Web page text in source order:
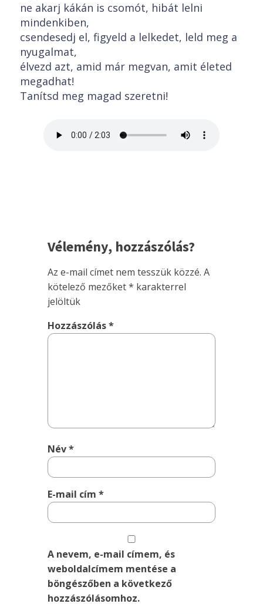
ne akarj kákán is csomót, hibát lelni
mindenkiben,
csendesedj el, figyeld a lelkedet, leld meg a
nyugalmat,
élvezd azt, amid már megvan, amit életed
megadhat!
Tanítsd meg magad szeretni!
Vélemény, hozzászólás?
Az e-mail címet nem tesszük közzé. A
kötelező mezőket* karakterrel
jelöltük
Hozzászólás*
Név*
E-mail cím*
A nevem, e-mail címem, és
weboldalcímem mentése a
böngészőben a következő
hozzászólásomhoz.